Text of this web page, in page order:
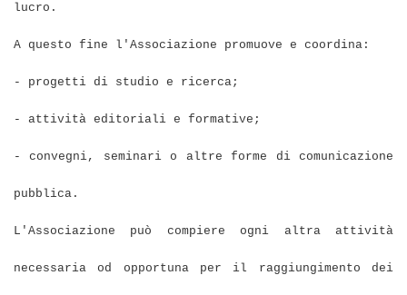
lucro.
A questo fine l'Associazione promuove e coordina:
- progetti di studio e ricerca;
- attività editoriali e formative;
- convegni, seminari o altre forme di comunicazione
pubblica.
L'Associazione può compiere ogni altra attività
necessaria od opportuna per il raggiungimento dei